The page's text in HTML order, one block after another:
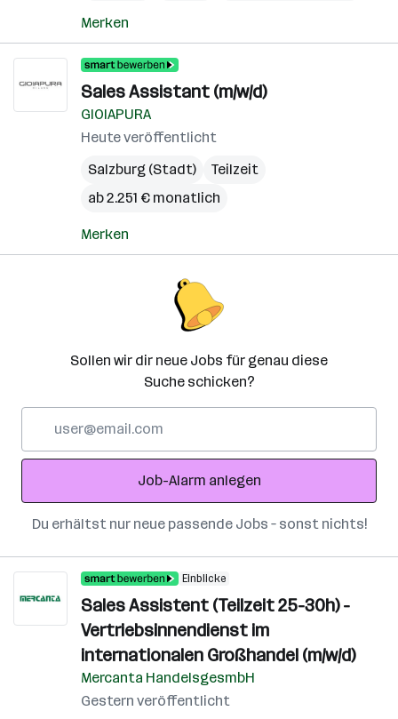
Merken
Sales Assistant (m/w/d)
GIOIAPURA
Heute veröffentlicht
Salzburg (Stadt)
Teilzeit
ab 2.251 € monatlich
Merken
Sollen wir dir neue Jobs für genau diese
Suche schicken?
Adresse
Job-Alarm anlegen
Du erhältst nur neue passende Jobs – sonst nichts!
Einblicke
Sales Assistent (Teilzeit 25-30h) -
Vertriebsinnendienst im
internationalen Großhandel (m/w/d)
Mercanta HandelsgesmbH
Gestern veröffentlicht